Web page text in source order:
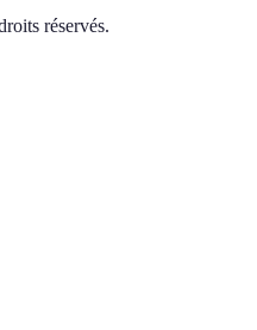
réservés.